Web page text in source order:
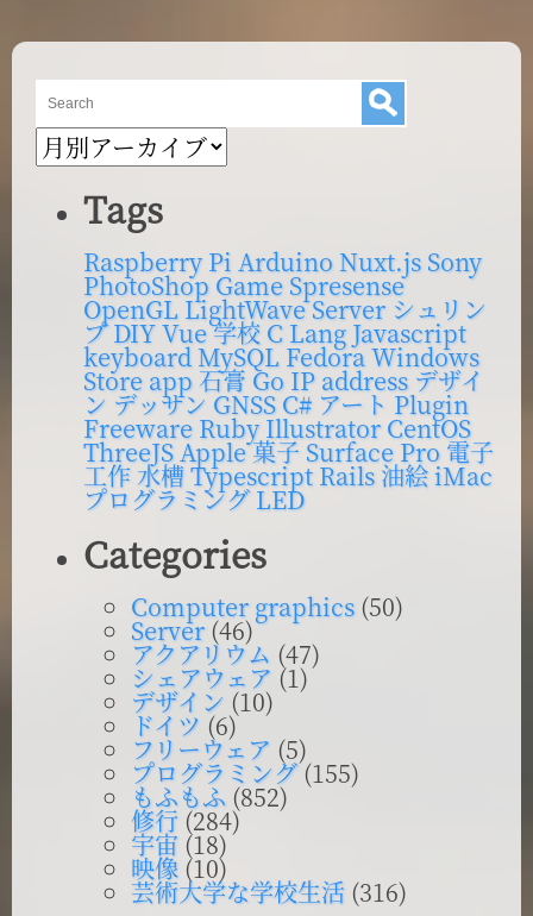
ン
ブ
ロ
内 Tags
Raspberry Pi Arduino Nuxt.js Sony
PhotoShopGameSpresense
OpenGLLightWaveServer シュリン
プDIYVue学校 C Lang Javascript
keyboardMySQL FedoraWindows
Store app石膏 GoIP address デザイ
ン デッサン GNSS C# アート Plugin
Freeware Ruby Illustrator CentOS
ThreeJS Apple菓子 Surface Pro 電子
工作 水槽Typescript Rails 油絵iMac
プログラミング LED
Categories
Computer graphics(50)
Server(46)
アクアリウム (47)
シェアウェア (1)
デザイン (10)
ドイツ (6)
フリーウェア (5)
プログラミング(155)
もふもふ (852)
修行 (284)
宇宙 (18)
映像 (10)
芸術大学な学校生活 (316)